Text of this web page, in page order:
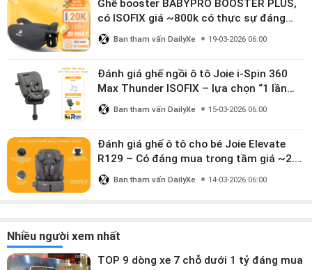
Ghế booster BABYPRO BOOSTER PLUS,
có ISOFIX giá ~800k có thực sự đáng
mua?
Ban tham vấn DailyXe 19-03-2026 06:00
Đánh giá ghế ngồi ô tô Joie i-Spin 360
Max Thunder ISOFIX – lựa chọn “1 lần
dùng đến 12 năm” có đáng giá gần 9
triệu?
Ban tham vấn DailyXe 15-03-2026 06:00
Đánh giá ghế ô tô cho bé Joie Elevate
R129 – Có đáng mua trong tầm giá ~2.8
triệu?
Ban tham vấn DailyXe 14-03-2026 06:00
Nhiều người xem nhất
TOP 9 dòng xe 7 chỗ dưới 1 tỷ đáng mua